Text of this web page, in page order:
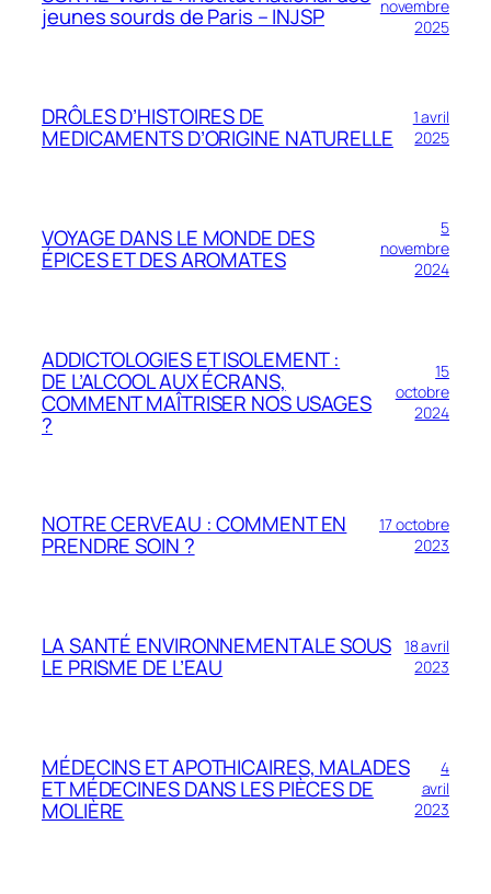
jeunes sourds de Paris – INJSP
novembre
2025
DRÔLES D’HISTOIRES DE
MEDICAMENTS D’ORIGINE NATURELLE
1 avril
2025
VOYAGE DANS LE MONDE DES
ÉPICES ET DES AROMATES
5
novembre
2024
ADDICTOLOGIES ET ISOLEMENT :
DE L’ALCOOL AUX ÉCRANS,
COMMENT MAÎTRISER NOS USAGES
?
15
octobre
2024
NOTRE CERVEAU : COMMENT EN
PRENDRE SOIN ?
17 octobre
2023
LA SANTÉ ENVIRONNEMENTALE SOUS
LE PRISME DE L’EAU
18 avril
2023
MÉDECINS ET APOTHICAIRES, MALADES
ET MÉDECINES DANS LES PIÈCES DE
MOLIÈRE
4
avril
2023